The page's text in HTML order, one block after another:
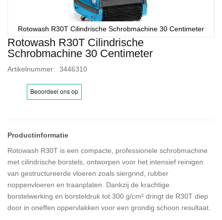
Rotowash R30T Cilindrische
Schrobmachine 30 Centimeter
Artikelnummer 3446310
Rotowash R30T is een compacte, professionele schrobmachine
met cilindrische borstels, ontworpen voor het intensief reinigen
van gestructureerde vloeren zoals siergrind, rubber
noppenvloeren en traanplaten. Dankzij de krachtige
borstelwerking en borsteldruk tot 300 g/cm² dringt de R30T diep
door in oneffen oppervlakken voor een grondig schoon resultaat.
Rotowash R30T Cilindrische Schrobmachine 30 Centimeter
Ga
naar
begin
afbeeldingen-